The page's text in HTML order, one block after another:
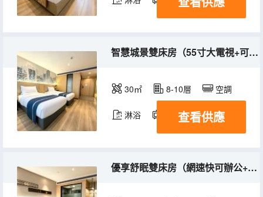
智慧城景雙床房（55寸大電視+可投屏+網速快）
30㎡ 8-10層 空調
淋浴 電視機
查看供應
優享舒眠雙床房（網速快可辦公+智能馬桶）